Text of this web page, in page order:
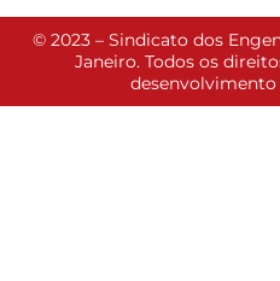
© 2023 – Sindicato dos
Janeiro. Todos os
desenvolvimento